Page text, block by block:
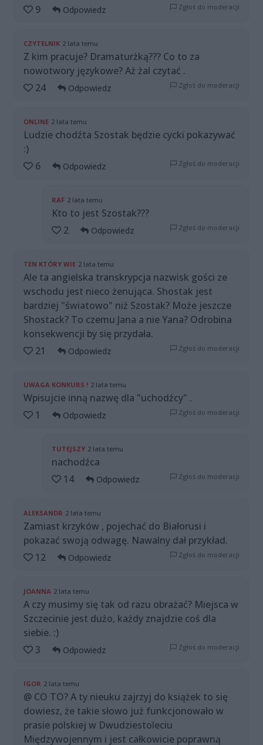
9
Odpowiedz Zgłoś do moderacji
CZYTELNIK 2 lata temu
Z kim pracuje? Dramaturżką??? Co to za
nowotwory językowe? Aż żal czytać .
24
Odpowiedz Zgłoś do moderacji
ONLINE 2 lata temu
Ludzie chodźta Szostak będzie cycki pokazywać
:)
6
Odpowiedz Zgłoś do moderacji
RAF 2 lata temu
Kto to jest Szostak???
2
Odpowiedz Zgłoś do moderacji
TEN KTÓRY WIE 2 lata temu
Ale ta angielska transkrypcja nazwisk gości ze
wschodu jest nieco żenująca. Shostak jest
bardziej "światowo" niż Szostak? Może jeszcze
Shostack? To czemu Jana a nie Yana? Odrobina
konsekwencji by się przydała.
21
Odpowiedz Zgłoś do moderacji
UWAGA KONKURS ! 2 lata temu
Wpisujcie inną nazwę dla "uchodźcy" .
1
Odpowiedz Zgłoś do moderacji
TUTEJSZY 2 lata temu
nachodźca
14
Odpowiedz Zgłoś do moderacji
ALEKSANDR 2 lata temu
Zamiast krzyków , pojechać do Białorusi i
pokazać swoją odwagę. Nawalny dał przykład.
12
Odpowiedz Zgłoś do moderacji
JOANNA 2 lata temu
A czy musimy się tak od razu obrażać? Miejsca w
Szczecinie jest dużo, każdy znajdzie coś dla
siebie. :)
3
Odpowiedz Zgłoś do moderacji
IGOR 2 lata temu
@ CO TO? A ty nieuku zajrzyj do książek to się
dowiesz, że takie słowo już funkcjonowało w
prasie polskiej w Dwudziestoleciu
Międzywojennym i jest całkowicie poprawną